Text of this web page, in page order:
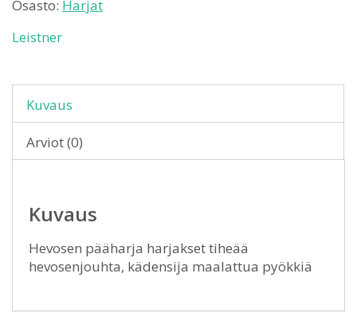
Osasto: Harjat
Leistner
Kuvaus
Arviot (0)
Kuvaus
Hevosen pääharja harjakset tiheää
hevosenjouhta, kädensija maalattua pyökkiä